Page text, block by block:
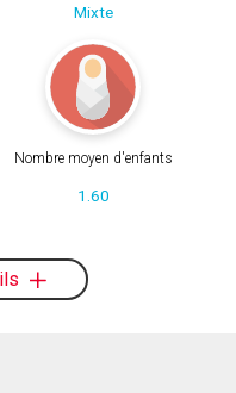
Mixte
Nombre moyen d'enfants
1.60